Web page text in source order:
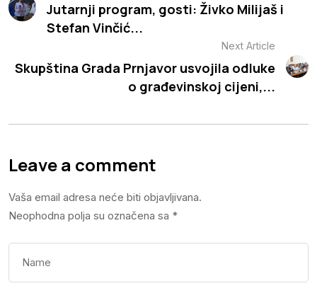
Jutarnji program, gosti: Živko Milijaš i
Stefan Vinčić...
Next Article
Skupština Grada Prnjavor usvojila odluke
o građevinskoj cijeni,...
Leave a comment
Vaša email adresa neće biti objavljivana.
Neophodna polja su označena sa *